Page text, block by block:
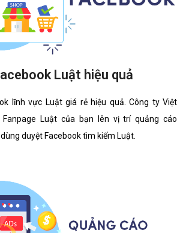
Luật hiệu quả
lĩnh vực Luật giá rẻ hiệu quả. Công ty Việt
Luật của bạn lên vị trí quảng cáo
duyệt Facebook tìm kiếm Luật.